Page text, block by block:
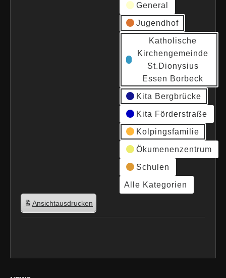
General
Jugendhof
Katholische
Kirchengemeinde
St.Dionysius
Essen Borbeck
Kita Bergbrücke
Kita Förderstraße
Kolpingsfamilie
Ökumenenzentrum
Schulen
Alle Kategorien
Ansichtausdrucken